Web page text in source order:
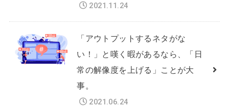
2021.11.24
「アウトプットするネタがな
い！」と嘆く暇があるなら、「日
常の解像度を上げる」ことが大
事。
2021.06.24